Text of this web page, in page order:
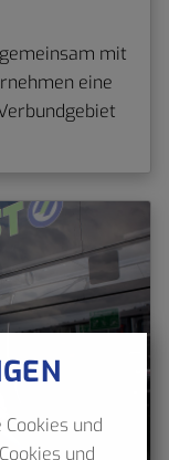
mit
eine
und
und